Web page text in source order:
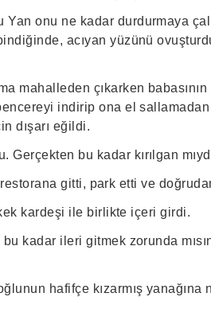
Yan onu ne kadar durdurmaya
acıyan yüzünü
mahalleden çıkarken babasının
indirip ona el
dışarı eğildi.
bu kadar kırılgan
gitti, park etti ve
kardeşi ile birlikte içeri girdi.
kadar ileri gitmek zorunda
hafifçe kızarmış